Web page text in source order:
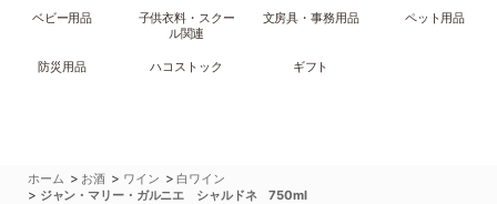
ベビー用品
子供衣料・スクー
ル関連
文房具・事務用品 ペット用品
防災用品 ハコストック ギフト
ホーム > お酒 > ワイン >白ワイン
> ジャン・マリー・ガルニエ シャルドネ 750ml